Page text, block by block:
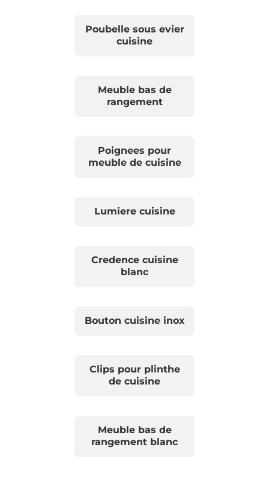
Poubelle sous evier
cuisine
Meuble bas de
rangement
Poignees pour
meuble de cuisine
Lumiere cuisine
Credence cuisine
blanc
Bouton cuisine inox
Clips pour plinthe
de cuisine
Meuble bas de
rangement blanc